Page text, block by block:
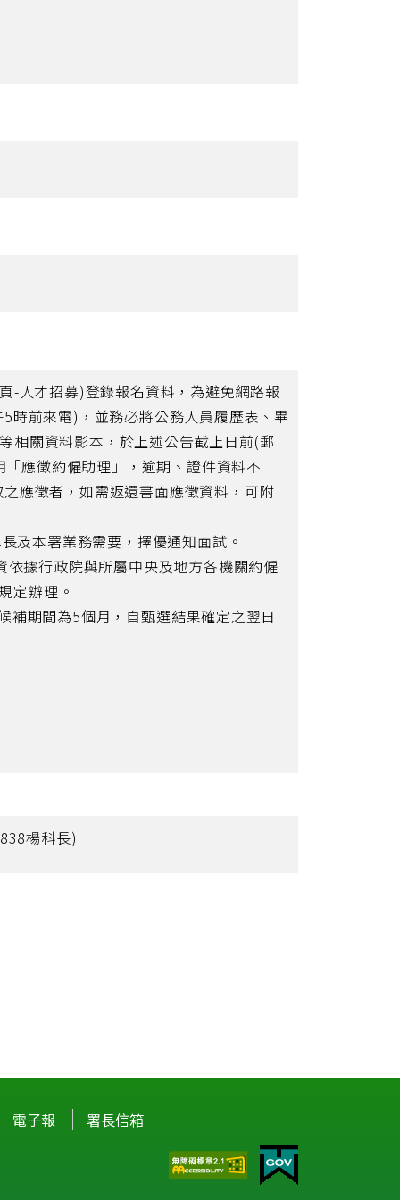
人才招募)登錄報名資料，為避免網路報
時前來電)，並務必將公務人員履歷表、畢
相關資料影本，於上述公告截止日前(郵
應徵約僱助理」，逾期、證件資料不
應徵者，如需返還書面應徵資料，可附
及本署業務需要，擇優通知面試。
據行政院與所屬中央及地方各機關約僱
定辦理。
補期間為5個月，自甄選結果確定之翌日
楊科長)
電子報 署長信箱